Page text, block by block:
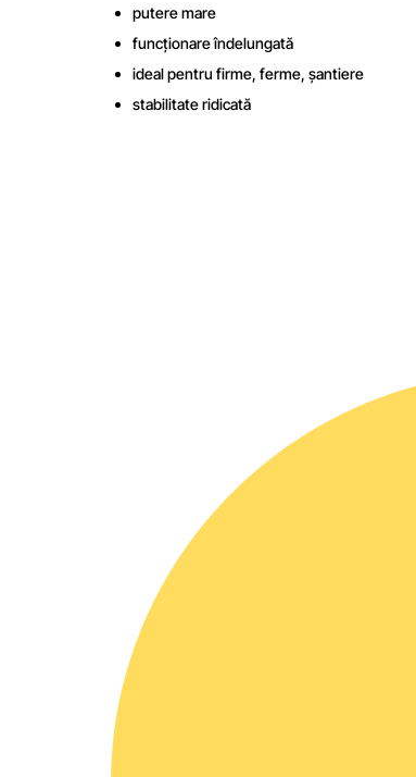
putere mare
funcționare îndelungată
ideal pentru firme, ferme, șantiere
stabilitate ridicată